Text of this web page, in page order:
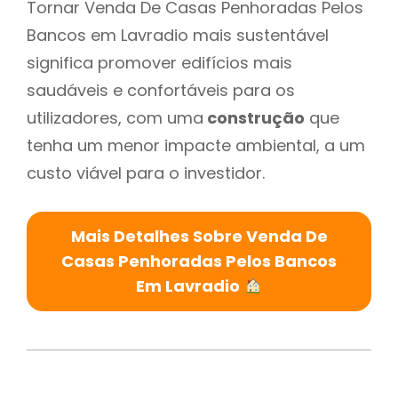
Tornar Venda De Casas Penhoradas Pelos
Bancos em Lavradio mais sustentável
significa promover edifícios mais
saudáveis e confortáveis para os
utilizadores, com uma construção que
tenha um menor impacte ambiental, a um
custo viável para o investidor.
Mais Detalhes Sobre Venda De
Casas Penhoradas Pelos Bancos
Em Lavradio